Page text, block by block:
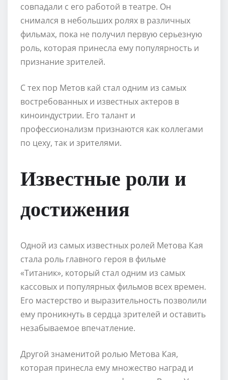
совпадали с его работой в театре. Он
снимался в небольших ролях в различных
фильмах, пока не получил первую серьезную
роль, которая принесла ему популярность и
признание зрителей.
С тех пор Метов кай стал одним из самых
востребованных и известных актеров в
киноиндустрии. Его талант и
профессионализм признаются как коллегами
по цеху, так и зрителями.
Известные роли и
достижения
Одной из самых известных ролей Метова Кая
стала роль главного героя в фильме
«Титаник», который стал одним из самых
кассовых и популярных фильмов всех времен.
Его мастерство и выразительность позволили
ему проникнуть в сердца зрителей и оставить
незабываемое впечатление.
Другой знаменитой ролью Метова Кая,
которая принесла ему множество наград и